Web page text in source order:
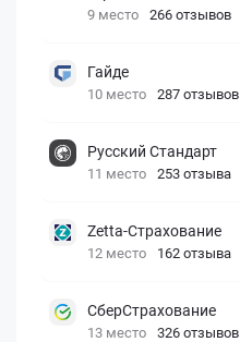
9 место 266 отзывов
Гайде
10 место 287 отзывов
Русский Стандарт
11 место 253 отзыва
Zetta-Страхование
12 место 162 отзыва
СберСтрахование
13 место 326 отзывов